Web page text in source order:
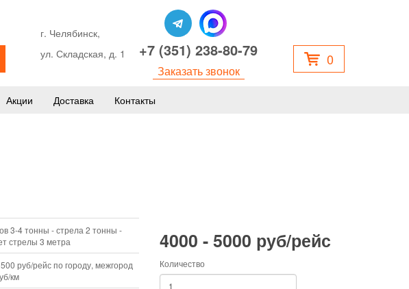
0
г. Челябинск,
ул. Складская, д. 1
+7 (351) 238-80-79
Заказать звонок
Акции Доставка Контакты
3-4 тонны - стрела 2 тонны -
стрелы 3 метра
руб/рейс по городу, межгород
км
4000 - 5000 руб/рейс
Количество